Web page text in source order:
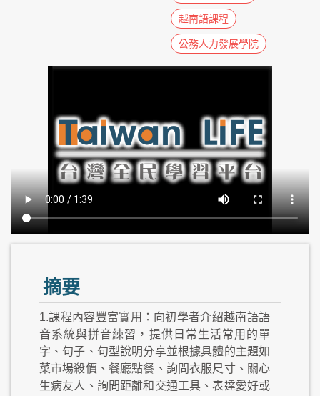
越南語課程
公務人力發展學院
摘要
1.課程內容豐富實用：向初學者介紹越南語語
音系統與拼音練習，提供日常生活常用的單
字、句子、句型說明分享並根據具體的主題如
菜市場殺價、餐廳點餐、詢問衣服尺寸、關心
生病友人、詢問距離和交通工具、表達愛好或